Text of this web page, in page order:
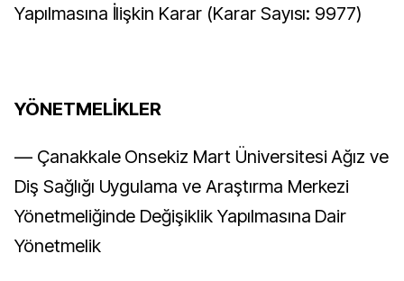
Yapılmasına İlişkin Karar (Karar Sayısı: 9977)
YÖNETMELİKLER
–– Çanakkale Onsekiz Mart Üniversitesi Ağız ve
Diş Sağlığı Uygulama ve Araştırma Merkezi
Yönetmeliğinde Değişiklik Yapılmasına Dair
Yönetmelik